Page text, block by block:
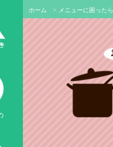
ホーム > メニューに困った